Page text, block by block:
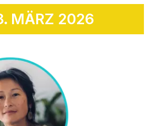
MÄRZ 2026